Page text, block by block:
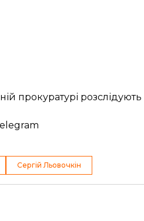
прокуратурі розслідують
Сергій Льовочкін